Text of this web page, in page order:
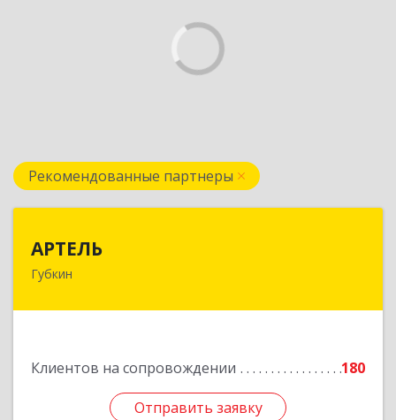
Рекомендованные партнеры
АРТЕЛЬ
Губкин
Клиентов на сопровождении 180
Отправить заявку
309181, Белгородская обл, Губкинский р-н,
Отправить заявку